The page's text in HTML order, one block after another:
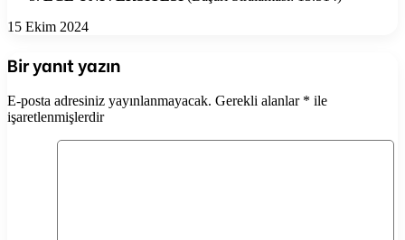
15 Ekim 2024
Bir yanıt yazın
E-posta adresiniz yayınlanmayacak. Gerekli alanlar * ile
işaretlenmişlerdir